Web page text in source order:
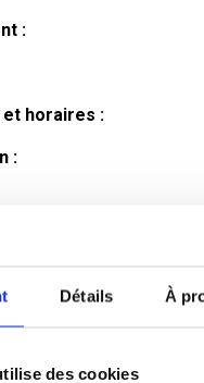
Détails À
des cookies
:
horaires :
:
du